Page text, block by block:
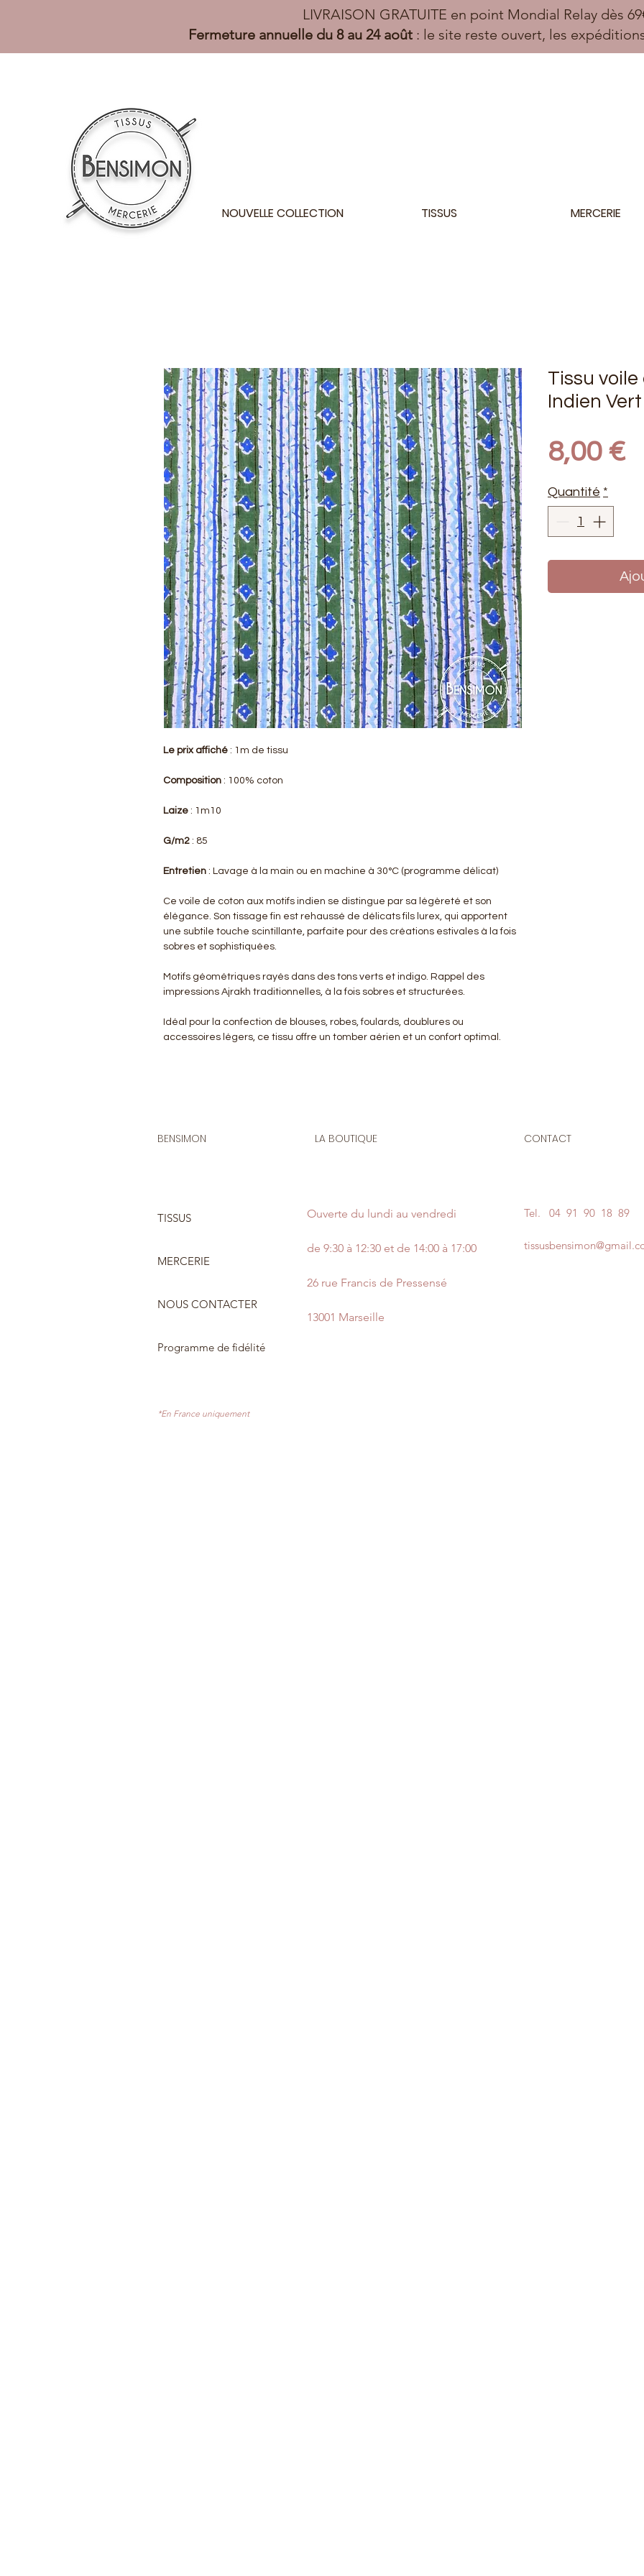
LIVRAISON GRATUITE en point Mondial Relay dès
Fermeture annuelle du 8 au 24 août: le site reste ouvert, les
NOUVELLE COLLECTION TISSUS MERCERIE
Le prix affiché : 1m de tissu
Composition : 100% coton
Laize : 1m10
G/m2 : 85
Entretien : Lavage à la main ou en machine à 30°C (programme délicat)
Ce voile de coton aux motifs indien se distingue par sa légèreté et son
élégance. Son tissage fin est rehaussé de délicats fils lurex, qui apportent
une subtile touche scintillante, parfaite pour des créations estivales à la fois
sobres et sophistiquées.
Motifs géométriques rayés dans des tons verts et indigo. Rappel des
impressions Ajrakh traditionnelles, à la fois sobres et structurées.
Idéal pour la confection de blouses, robes, foulards, doublures ou
accessoires légers, ce tissu offre un tomber aérien et un confort optimal.
Tissu
Indien
8,00 €
Quantité *
BENSIMON
TISSUS
MERCERIE
NOUS CONTACTER
Programme de fidélité
LA BOUTIQUE
Ouverte du lundi au vendredi
de 9:30 à 12:30 et de 14:00 à 17:00
26 rue Francis de Pressensé
13001 Marseille
CONTACT
Tel. 04 91 90 18 89
*En France uniquement